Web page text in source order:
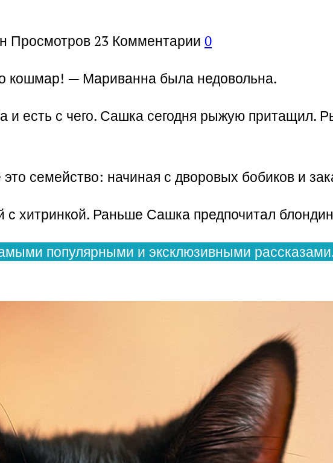
Просмотров 23 Комментарии 0
кошмар! — Мариванна была недовольна.
и есть с чего. Сашка сегодня рыжую притащил.
семейство: начиная с дворовых бобиков и
хитринкой. Раньше Сашка предпочитал
популярными и эксклюзивными